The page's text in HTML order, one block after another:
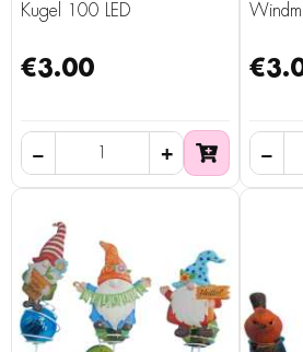
Kugel 100 LED
€3.00